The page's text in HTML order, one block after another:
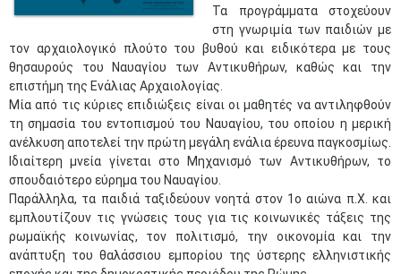
Τα προγράμματα στοχεύουν
στη γνωριμία των παιδιών με
τον αρχαιολογικό πλούτο του βυθού και ειδικότερα με τους
θησαυρούς του Ναυαγίου των Αντικυθήρων, καθώς και την
επιστήμη της Ενάλιας Αρχαιολογίας.
Μία από τις κύριες επιδιώξεις είναι οι μαθητές να αντιληφθούν
τη σημασία του εντοπισμού του Ναυαγίου, του οποίου η μερική
ανέλκυση αποτελεί την πρώτη μεγάλη ενάλια έρευνα παγκοσμίως.
Ιδιαίτερη μνεία γίνεται στο Μηχανισμό των Αντικυθήρων, το
σπουδαιότερο εύρημα του Ναυαγίου.
Παράλληλα, τα παιδιά ταξιδεύουν νοητά στον 1ο αιώνα π.Χ. και
εμπλουτίζουν τις γνώσεις τους για τις κοινωνικές τάξεις της
ρωμαϊκής κοινωνίας, τον πολιτισμό, την οικονομία και την
ανάπτυξη του θαλάσσιου εμπορίου της ύστερης ελληνιστικής